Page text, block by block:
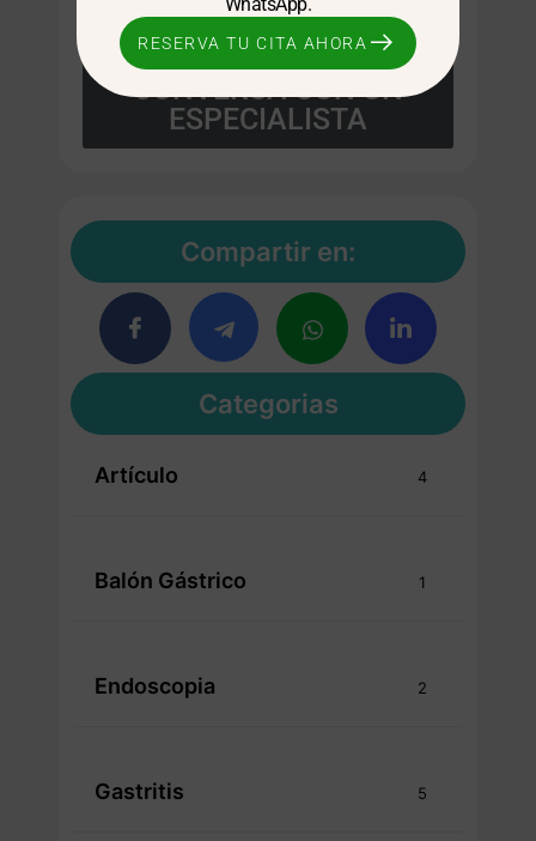
y asesoría nutricional.
CONVERSA CON UN
ESPECIALISTA
Compartir en:
Categorias
Artículo 4
Balón Gástrico 1
Endoscopia 2
Gastritis 5
RESERVA TU CITA AHORA